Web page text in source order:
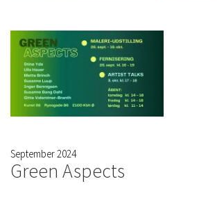
September 2024
Green Aspects